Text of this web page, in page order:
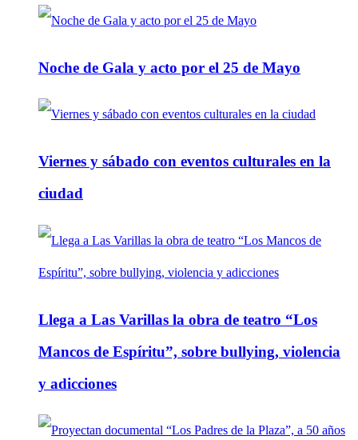
Noche de Gala y acto por el 25 de Mayo
Viernes y sábado con eventos culturales en la
ciudad
Llega a Las Varillas la obra de teatro “Los
Mancos de Espíritu”, sobre bullying, violencia
y adicciones